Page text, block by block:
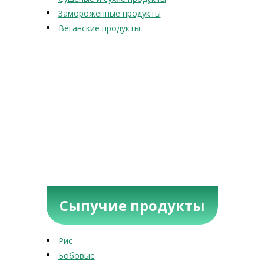
Замороженные продукты
Веганские продукты
Сыпучие продукты
Рис
Бобовые